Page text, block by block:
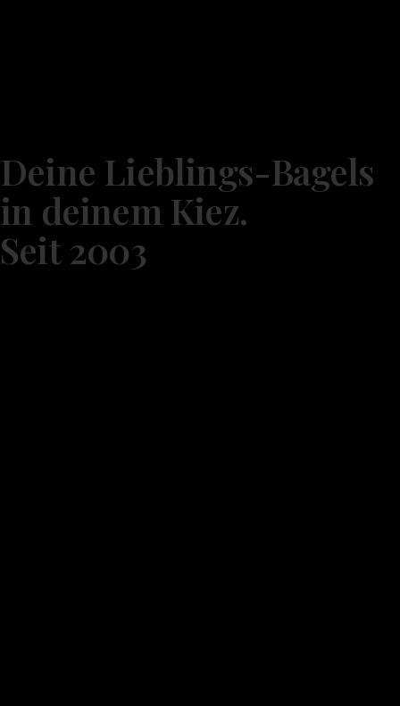
Deine Lieblings-Bagels
in deinem Kiez.
Seit 2003